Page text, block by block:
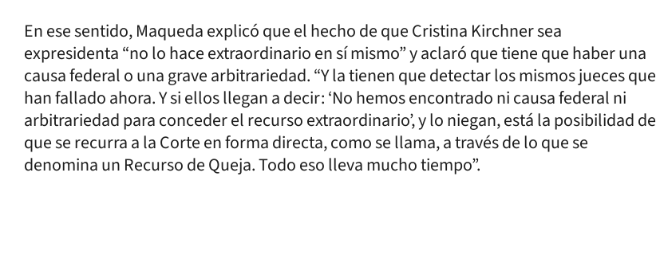
En ese sentido, Maqueda explicó que el hecho de que Cristina Kirchner sea
expresidenta “no lo hace extraordinario en sí mismo” y aclaró que tiene que haber una
causa federal o una grave arbitrariedad. “Y la tienen que detectar los mismos jueces que
han fallado ahora. Y si ellos llegan a decir: ‘No hemos encontrado ni causa federal ni
arbitrariedad para conceder el recurso extraordinario’, y lo niegan, está la posibilidad de
que se recurra a la Corte en forma directa, como se llama, a través de lo que se
denomina un Recurso de Queja. Todo eso lleva mucho tiempo”.